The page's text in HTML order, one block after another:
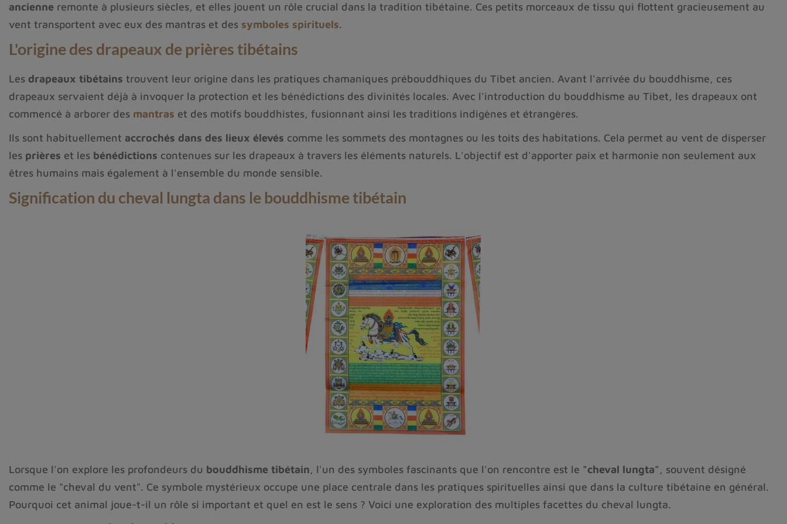
ancienne remonte à plusieurs siècles, et elles jouent un rôle crucial dans la tradition tibétaine. Ces petits morceaux de tissu qui flottent gracieusement au
vent transportent avec eux des mantras et des symboles spirituels.
L'origine des drapeaux de prières tibétains
Les drapeaux tibétains trouvent leur origine dans les pratiques chamaniques prébouddhiques du Tibet ancien. Avant l'arrivée du bouddhisme, ces
drapeaux servaient déjà à invoquer la protection et les bénédictions des divinités locales. Avec l'introduction du bouddhisme au Tibet, les drapeaux ont
commencé à arborer des mantras et des motifs bouddhistes, fusionnant ainsi les traditions indigènes et étrangères.
Ils sont habituellement accrochés dans des lieux élevés comme les sommets des montagnes ou les toits des habitations. Cela permet au vent de disperser
les prières et les bénédictions contenues sur les drapeaux à travers les éléments naturels. L'objectif est d'apporter paix et harmonie non seulement aux
êtres humains mais également à l'ensemble du monde sensible.
Signification du cheval lungta dans le bouddhisme tibétain
Lorsque l'on explore les profondeurs du bouddhisme tibétain, l'un des symboles fascinants que l'on rencontre est le "cheval lungta" , souvent désigné
comme le "cheval du vent". Ce symbole mystérieux occupe une place centrale dans les pratiques spirituelles ainsi que dans la culture tibétaine en général.
Pourquoi cet animal joue-t-il un rôle si important et quel en est le sens ? Voici une exploration des multiples facettes du cheval lungta.